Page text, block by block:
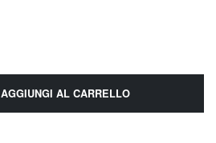
AGGIUNGI AL CARRELLO